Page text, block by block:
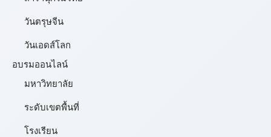
วันตรุษจีน
วันเอดส์โลก
อบรมออนไลน์
มหาวิทยาลัย
ระดับเขตพื้นที่
โรงเรียน